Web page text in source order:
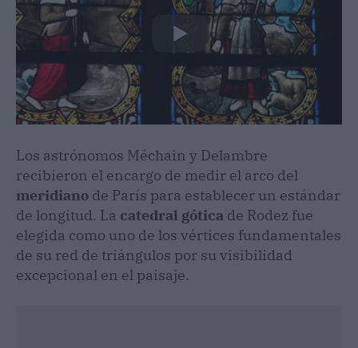
Los astrónomos Méchain y Delambre
recibieron el encargo de medir el arco del
meridiano de París para establecer un estándar
de longitud. La catedral gótica de Rodez fue
elegida como uno de los vértices fundamentales
de su red de triángulos por su visibilidad
excepcional en el paisaje.